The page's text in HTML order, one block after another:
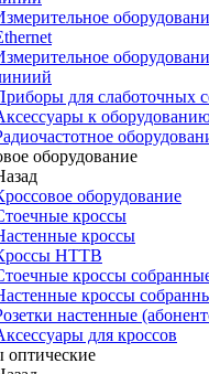
для слаботочных
к
оборудование
оборудование
кроссы
кроссы
HTTB
кроссы
кроссы
настенные
для кроссов